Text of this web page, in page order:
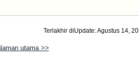
Terlakhir diUpdate: Agustus 14,
utama >>